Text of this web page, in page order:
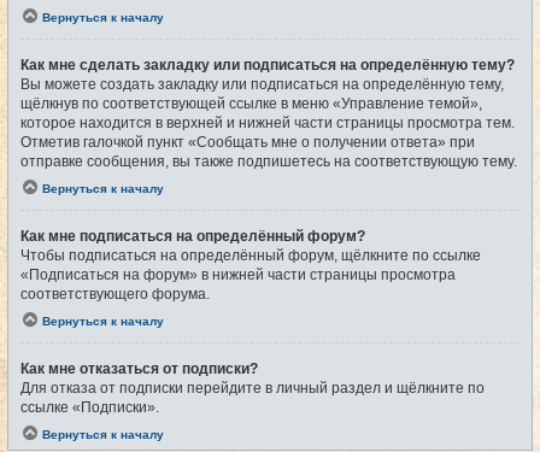
Вернуться к началу
Как мне сделать закладку или подписаться на определённую тему?
Вы можете создать закладку или подписаться на определённую тему,
щёлкнув по соответствующей ссылке в меню «Управление темой»,
которое находится в верхней и нижней части страницы просмотра тем.
Отметив галочкой пункт «Сообщать мне о получении ответа» при
отправке сообщения, вы также подпишетесь на соответствующую тему.
Вернуться к началу
Как мне подписаться на определённый форум?
Чтобы подписаться на определённый форум, щёлкните по ссылке
«Подписаться на форум» в нижней части страницы просмотра
соответствующего форума.
Вернуться к началу
Как мне отказаться от подписки?
Для отказа от подписки перейдите в личный раздел и щёлкните по
ссылке «Подписки».
Вернуться к началу